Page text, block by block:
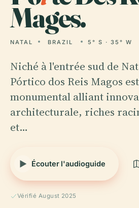
Mages.
NATAL BRAZIL 5° S · 35° W
Niché à l'entrée sud de
Pórtico dos Reis Magos
monumental alliant
architecturale, riches
et…
Écouter l'audioguide
Vérifié August 2025